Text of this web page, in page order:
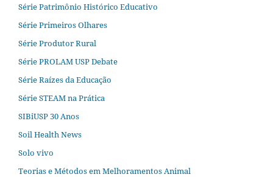
Série Patrimônio Histórico Educativo
Série Primeiros Olhares
Série Produtor Rural
Série PROLAM USP Debate
Série Raízes da Educação
Série STEAM na Prática
SIBiUSP 30 Anos
Soil Health News
Solo vivo
Teorias e Métodos em Melhoramentos Animal